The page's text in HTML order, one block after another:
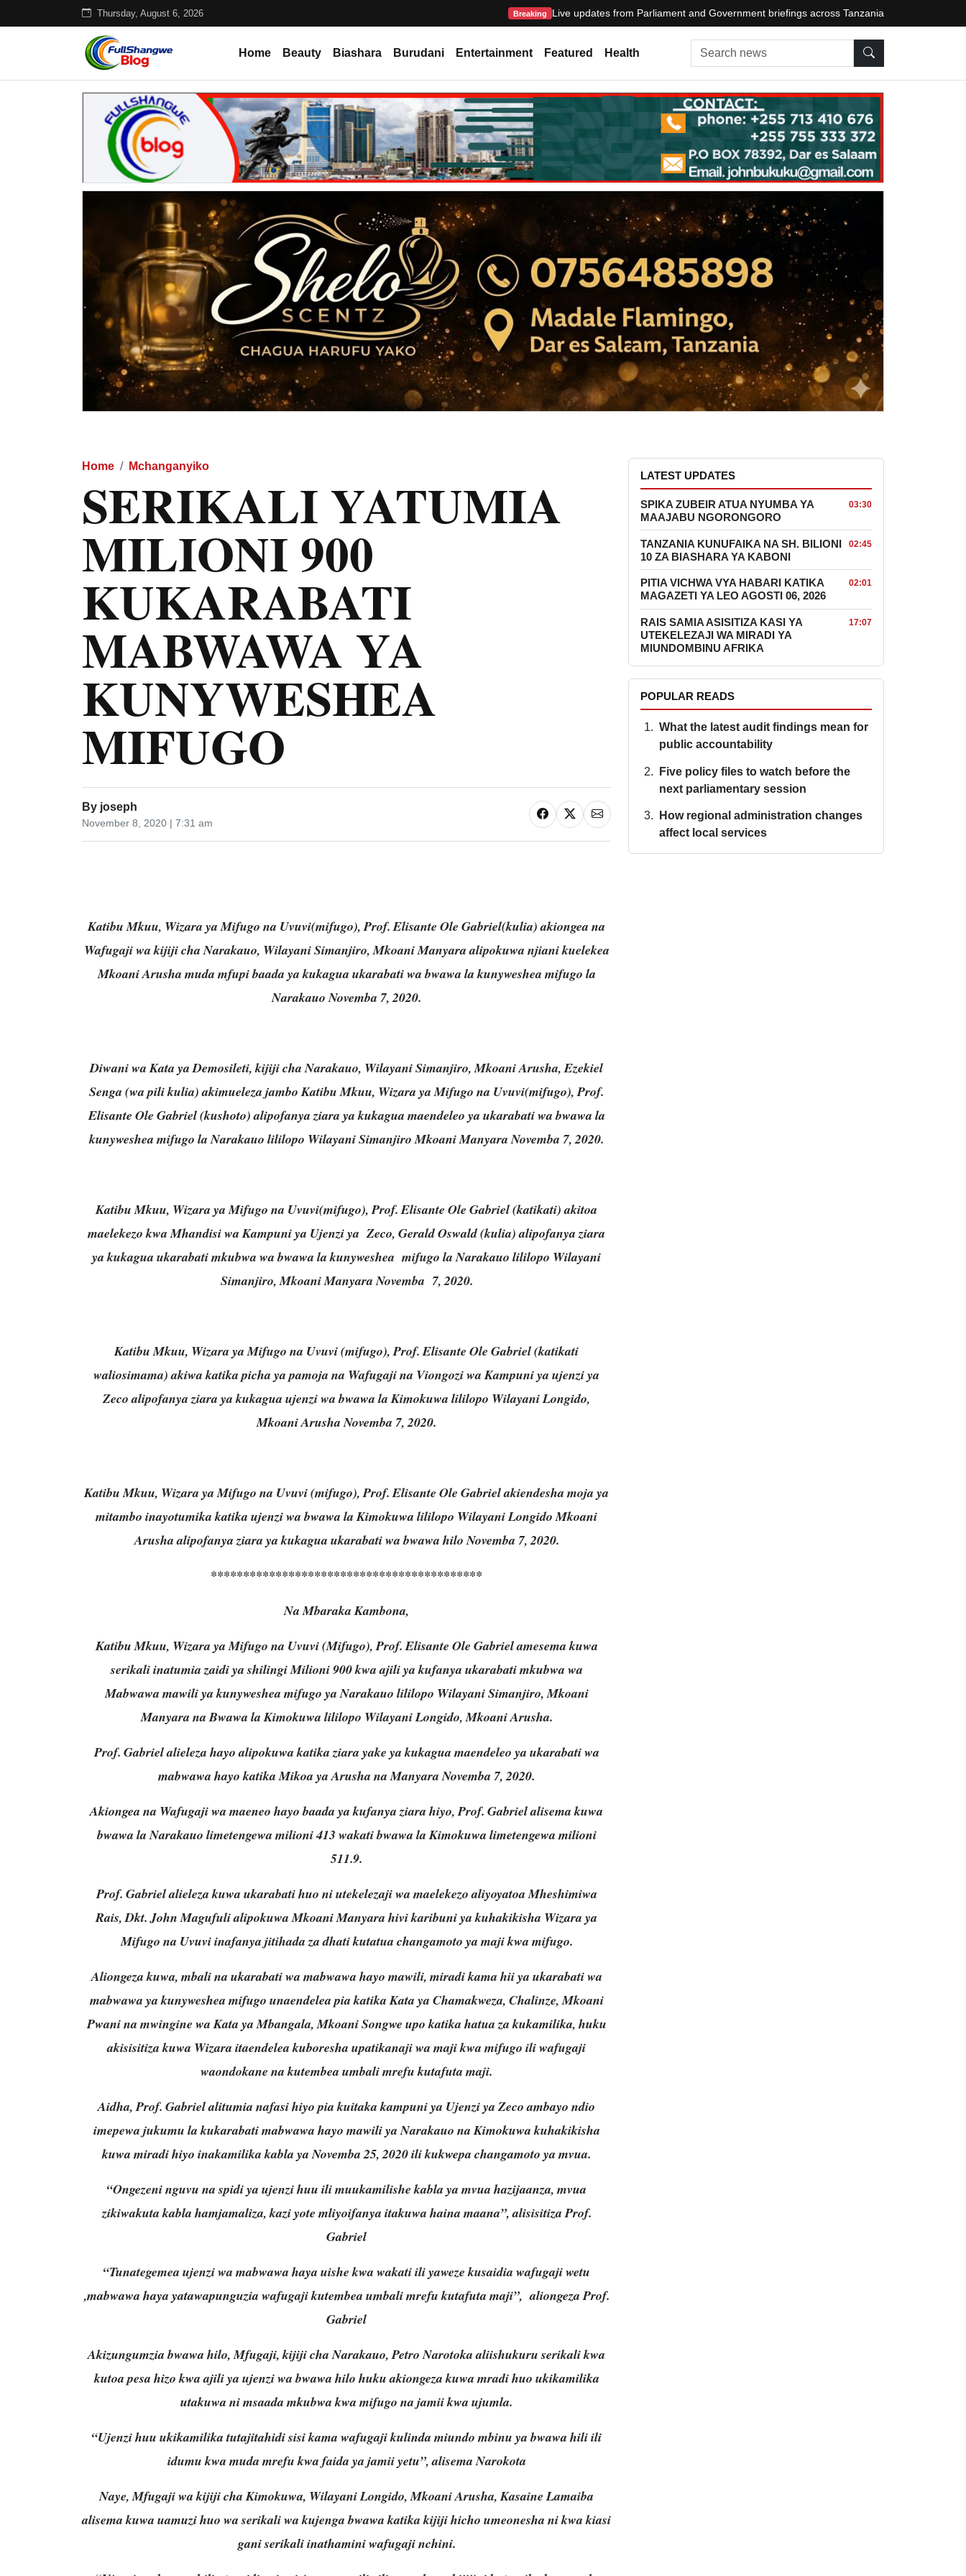
Thursday, August 6, 2026 Breaking Live updates from Parliament and Government briefings across Tanzania
Home Beauty Biashara Burudani Entertainment Featured Health Search news
Home Mchanganyiko
SERIKALI YATUMIA
MILIONI 900
KUKARABATI
MABWAWA YA
KUNYWESHEA
MIFUGO
By joseph
November 8, 2020 | 7:31 am
Katibu Mkuu, Wizara ya Mifugo na Uvuvi(mifugo), Prof. Elisante Ole Gabriel(kulia) akiongea na
Wafugaji wa kijiji cha Narakauo, Wilayani Simanjiro, Mkoani Manyara alipokuwa njiani kuelekea
Mkoani Arusha muda mfupi baada ya kukagua ukarabati wa bwawa la kunyweshea mifugo la
Narakauo Novemba 7, 2020.
Diwani wa Kata ya Demosileti, kijiji cha Narakauo, Wilayani Simanjiro, Mkoani Arusha, Ezekiel
Senga (wa pili kulia) akimueleza jambo Katibu Mkuu, Wizara ya Mifugo na Uvuvi(mifugo), Prof.
Elisante Ole Gabriel (kushoto) alipofanya ziara ya kukagua maendeleo ya ukarabati wa bwawa la
kunyweshea mifugo la Narakauo lililopo Wilayani Simanjiro Mkoani Manyara Novemba 7, 2020.
Katibu Mkuu, Wizara ya Mifugo na Uvuvi(mifugo), Prof. Elisante Ole Gabriel (katikati) akitoa
maelekezo kwa Mhandisi wa Kampuni ya Ujenzi ya Zeco, Gerald Oswald (kulia) alipofanya ziara
ya kukagua ukarabati mkubwa wa bwawa la kunyweshea mifugo la Narakauo lililopo Wilayani
Simanjiro, Mkoani Manyara Novemba 7, 2020.
Katibu Mkuu, Wizara ya Mifugo na Uvuvi (mifugo), Prof. Elisante Ole Gabriel (katikati
waliosimama) akiwa katika picha ya pamoja na Wafugaji na Viongozi wa Kampuni ya ujenzi ya
Zeco alipofanya ziara ya kukagua ujenzi wa bwawa la Kimokuwa lililopo Wilayani Longido,
Mkoani Arusha Novemba 7, 2020.
Katibu Mkuu, Wizara ya Mifugo na Uvuvi (mifugo), Prof. Elisante Ole Gabriel akiendesha moja ya
mitambo inayotumika katika ujenzi wa bwawa la Kimokuwa lililopo Wilayani Longido Mkoani
Arusha alipofanya ziara ya kukagua ukarabati wa bwawa hilo Novemba 7, 2020.
******************************************
Na Mbaraka Kambona,
Katibu Mkuu, Wizara ya Mifugo na Uvuvi (Mifugo), Prof. Elisante Ole Gabriel amesema kuwa
serikali inatumia zaidi ya shilingi Milioni 900 kwa ajili ya kufanya ukarabati mkubwa wa
Mabwawa mawili ya kunyweshea mifugo ya Narakauo lililopo Wilayani Simanjiro, Mkoani
Manyara na Bwawa la Kimokuwa lililopo Wilayani Longido, Mkoani Arusha.
Prof. Gabriel alieleza hayo alipokuwa katika ziara yake ya kukagua maendeleo ya ukarabati wa
mabwawa hayo katika Mikoa ya Arusha na Manyara Novemba 7, 2020.
Akiongea na Wafugaji wa maeneo hayo baada ya kufanya ziara hiyo, Prof. Gabriel alisema kuwa
bwawa la Narakauo limetengewa milioni 413 wakati bwawa la Kimokuwa limetengewa milioni
511.9.
Prof. Gabriel alieleza kuwa ukarabati huo ni utekelezaji wa maelekezo aliyoyatoa Mheshimiwa
Rais, Dkt. John Magufuli alipokuwa Mkoani Manyara hivi karibuni ya kuhakikisha Wizara ya
Mifugo na Uvuvi inafanya jitihada za dhati kutatua changamoto ya maji kwa mifugo.
Aliongeza kuwa, mbali na ukarabati wa mabwawa hayo mawili, miradi kama hii ya ukarabati wa
mabwawa ya kunyweshea mifugo unaendelea pia katika Kata ya Chamakweza, Chalinze, Mkoani
Pwani na mwingine wa Kata ya Mbangala, Mkoani Songwe upo katika hatua za kukamilika, huku
akisisitiza kuwa Wizara itaendelea kuboresha upatikanaji wa maji kwa mifugo ili wafugaji
waondokane na kutembea umbali mrefu kutafuta maji.
Aidha, Prof. Gabriel alitumia nafasi hiyo pia kuitaka kampuni ya Ujenzi ya Zeco ambayo ndio
imepewa jukumu la kukarabati mabwawa hayo mawili ya Narakauo na Kimokuwa kuhakikisha
kuwa miradi hiyo inakamilika kabla ya Novemba 25, 2020 ili kukwepa changamoto ya mvua.
“Ongezeni nguvu na spidi ya ujenzi huu ili muukamilishe kabla ya mvua hazijaanza, mvua
zikiwakuta kabla hamjamaliza, kazi yote mliyoifanya itakuwa haina maana”, alisisitiza Prof.
Gabriel
“Tunategemea ujenzi wa mabwawa haya uishe kwa wakati ili yaweze kusaidia wafugaji wetu
,mabwawa haya yatawapunguzia wafugaji kutembea umbali mrefu kutafuta maji”, aliongeza Prof.
Gabriel
Akizungumzia bwawa hilo, Mfugaji, kijiji cha Narakauo, Petro Narotoka aliishukuru serikali kwa
kutoa pesa hizo kwa ajili ya ujenzi wa bwawa hilo huku akiongeza kuwa mradi huo ukikamilika
utakuwa ni msaada mkubwa kwa mifugo na jamii kwa ujumla.
“Ujenzi huu ukikamilika tutajitahidi sisi kama wafugaji kulinda miundo mbinu ya bwawa hili ili
idumu kwa muda mrefu kwa faida ya jamii yetu”, alisema Narokota
Naye, Mfugaji wa kijiji cha Kimokuwa, Wilayani Longido, Mkoani Arusha, Kasaine Lamaiba
alisema kuwa uamuzi huo wa serikali wa kujenga bwawa katika kijiji hicho umeonesha ni kwa kiasi
gani serikali inathamini wafugaji nchini.
LATEST UPDATES
SPIKA ZUBEIR ATUA NYUMBA YA
MAAJABU NGORONGORO
03:30
TANZANIA KUNUFAIKA NA SH. BILIONI
10 ZA BIASHARA YA KABONI
02:45
PITIA VICHWA VYA HABARI KATIKA
MAGAZETI YA LEO AGOSTI 06, 2026
02:01
RAIS SAMIA ASISITIZA KASI YA
UTEKELEZAJI WA MIRADI YA
MIUNDOMBINU AFRIKA
17:07
POPULAR READS
What the latest audit findings mean for
public accountability
Five policy files to watch before the
next parliamentary session
How regional administration changes
affect local services